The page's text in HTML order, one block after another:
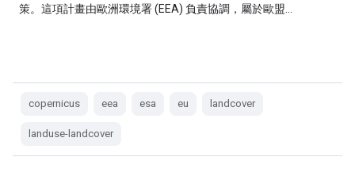
策。這項計畫由歐洲環境署 (EEA) 負責協調，屬於歐盟…
copernicus eea esa eu landcover
landuse-landcover